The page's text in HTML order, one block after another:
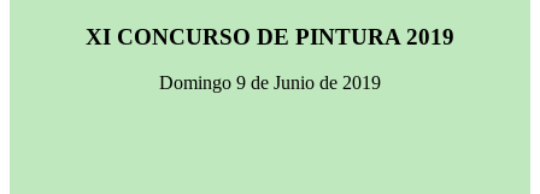
XI CONCURSO DE PINTURA 2019
Domingo 9 de Junio de 2019